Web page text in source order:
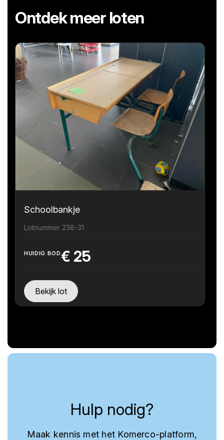
Ontdek meer loten
Schoolbankje
Lotnummer 238-31
HUIDIG BOD€ 25
Bekijk lot
Hulp nodig?
Maak kennis met het Komerco-platform,